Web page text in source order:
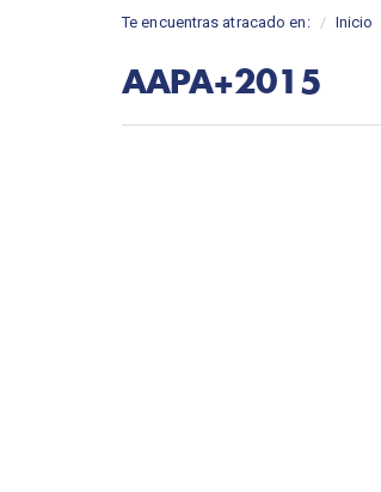
Te encuentras atracado en: Inicio
AAPA+2015